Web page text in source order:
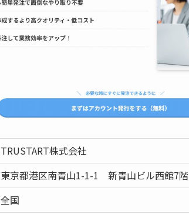
TRUSTART株式会社
東京都港区南青山1-1-1 新青山ビル西館7階
全国